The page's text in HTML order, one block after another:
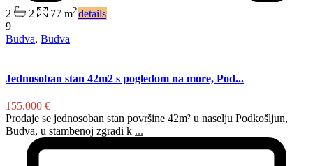
2 2 77 m2details
9
Budva, Budva
Jednosoban stan 42m2 s pogledom na more, Pod...
155.000 €
Prodaje se jednosoban stan površine 42m² u naselju Podkošljun,
Budva, u stambenoj zgradi k ...